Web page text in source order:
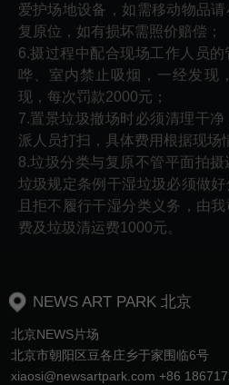
爱护场地设备，如需移动物品
复原位，如有损坏需照价赔偿；
6.摄过程中配合现场工作人员
哗、室内禁止吸烟，一经发现
现，每次罚款2000元；
7.置景垃圾撤场时必须清理干
派人员打扫，具体费用根据现场
8.垃圾分类与复原不管平面拍
垃圾规定条例干湿垃圾必须做
且拒不履行干湿分类义务，由
费及垃圾清运费1000元。
NEWS ART PARK 北京
北京NEWS片场
北京市朝阳区豆各庄乡于家围临6号
xiaosi@newsartpark.com +86